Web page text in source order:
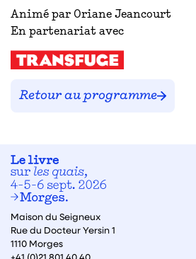
Animé par Oriane Jeancourt
En partenariat avec
Transfuge
Retour au programme
Maison du Seigneux
Rue du Docteur Yersin 1
1110 Morges
+41 (0)21 801 40 40